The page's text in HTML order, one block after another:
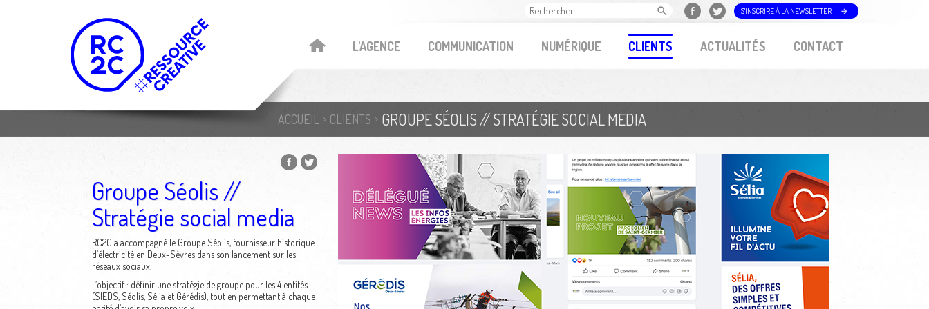
L'AGENCE COMMUNICATION NUMÉRIQUE CLIENTS ACTUALITÉS CONTACT
S'INSCRIRE À LA NEWSLETTER
ACCUEIL CLIENTS GROUPE SÉOLIS // STRATÉGIE SOCIAL MEDIA
Groupe Séolis //
Stratégie social media
RC2C a accompagné le Groupe Séolis, fournisseur historique
d’électricité en Deux-Sèvres dans son lancement sur les
réseaux sociaux.
L’objectif : définir une stratégie de groupe pour les 4 entités
(SIEDS, Séolis, Sélia et Gérédis), tout en permettant à chaque